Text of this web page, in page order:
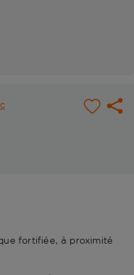
fortifiée, à proximité